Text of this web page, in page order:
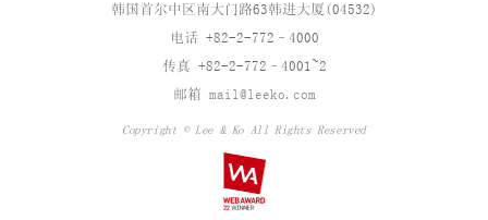
韩国首尔中区南大门路63韩进大厦(04532)
电话 +82-2-772–4000
传真 +82-2-772–4001~2
邮箱 mail@leeko.com
Copyright © Lee & Ko All Rights Reserved